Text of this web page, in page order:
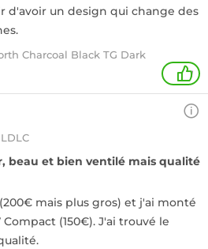
d'avoir un design qui change des
Charcoal Black TG Dark
1
beau et bien ventilé mais qualité
mais plus gros) et j'ai monté
(150€). J'ai trouvé le